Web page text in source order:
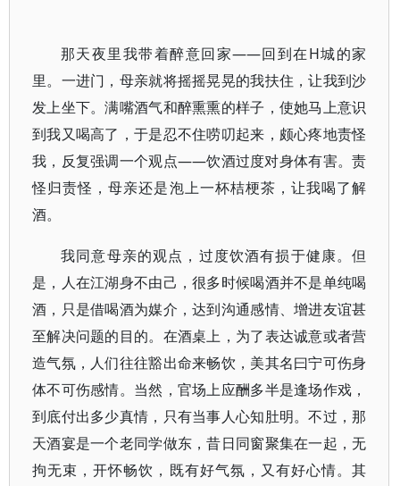
那天夜里我带着醉意回家——回到在H城的家
里。一进门，母亲就将摇摇晃晃的我扶住，让我到沙
发上坐下。满嘴酒气和醉熏熏的样子，使她马上意识
到我又喝高了，于是忍不住唠叨起来，颇心疼地责怪
我，反复强调一个观点——饮酒过度对身体有害。责
怪归责怪，母亲还是泡上一杯桔梗茶，让我喝了解
酒。
我同意母亲的观点，过度饮酒有损于健康。但
是，人在江湖身不由己，很多时候喝酒并不是单纯喝
酒，只是借喝酒为媒介，达到沟通感情、增进友谊甚
至解决问题的目的。在酒桌上，为了表达诚意或者营
造气氛，人们往往豁出命来畅饮，美其名曰宁可伤身
体不可伤感情。当然，官场上应酬多半是逢场作戏，
到底付出多少真情，只有当事人心知肚明。不过，那
天酒宴是一个老同学做东，昔日同窗聚集在一起，无
拘无束，开怀畅饮，既有好气氛，又有好心情。其